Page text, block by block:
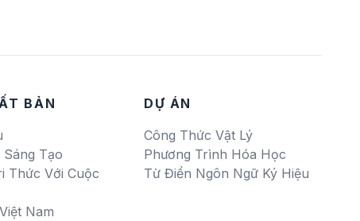
BẢN
Tạo
Thức Với Cuộc
Nam
DỰ ÁN
Công Thức Vật Lý
Phương Trình Hóa Học
Từ Điển Ngôn Ngữ Ký Hiệu